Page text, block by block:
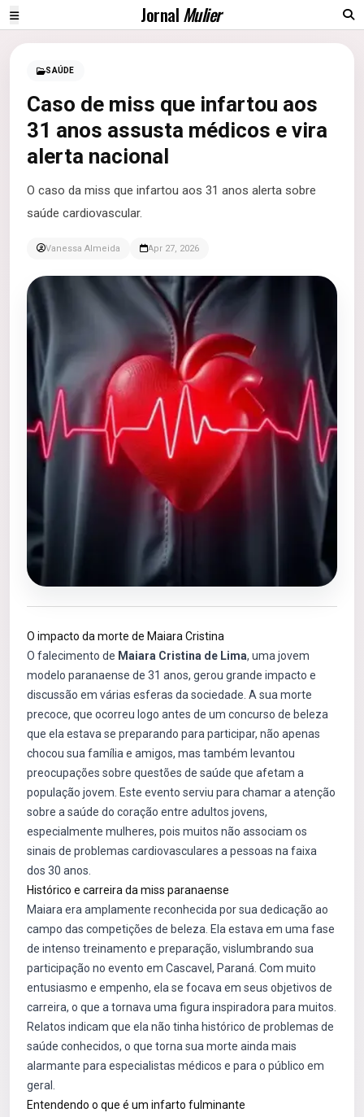
JornalMulier
SAÚDE
Caso de miss que infartou aos
31 anos assusta médicos e vira
alerta nacional
O caso da miss que infartou aos 31 anos alerta sobre
saúde cardiovascular.
Vanessa Almeida Apr 27, 2026
O impacto da morte de Maiara Cristina
O falecimento de Maiara Cristina de Lima, uma jovem
modelo paranaense de 31 anos, gerou grande impacto e
discussão em várias esferas da sociedade. A sua morte
precoce, que ocorreu logo antes de um concurso de beleza
que ela estava se preparando para participar, não apenas
chocou sua família e amigos, mas também levantou
preocupações sobre questões de saúde que afetam a
população jovem. Este evento serviu para chamar a atenção
sobre a saúde do coração entre adultos jovens,
especialmente mulheres, pois muitos não associam os
sinais de problemas cardiovasculares a pessoas na faixa
dos 30 anos.
Histórico e carreira da miss paranaense
Maiara era amplamente reconhecida por sua dedicação ao
campo das competições de beleza. Ela estava em uma fase
de intenso treinamento e preparação, vislumbrando sua
participação no evento em Cascavel, Paraná. Com muito
entusiasmo e empenho, ela se focava em seus objetivos de
carreira, o que a tornava uma figura inspiradora para muitos.
Relatos indicam que ela não tinha histórico de problemas de
saúde conhecidos, o que torna sua morte ainda mais
alarmante para especialistas médicos e para o público em
geral.
Entendendo o que é um infarto fulminante